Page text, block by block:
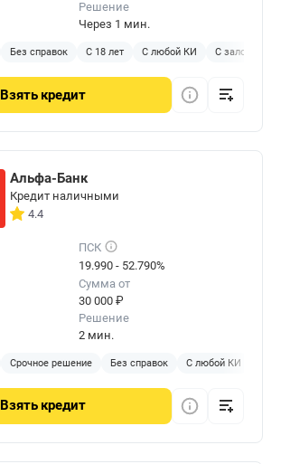
Решение
Через 1 мин.
Без справок С 18 лет С любой КИ С залогом
Взять кредит
Альфа-Банк
Кредит наличными
4.4
ПСК
19.990 - 52.790%
Сумма от
30 000 ₽
Решение
2 мин.
Срочное решение Без справок С любой КИ
Взять кредит